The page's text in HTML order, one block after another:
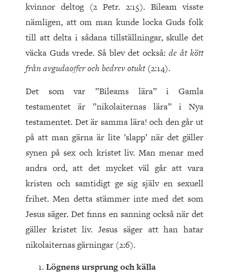
kvinnor deltog (2 Petr. 2:15). Bileam visste
nämligen, att om man kunde locka Guds folk
till att delta i sådana tillställningar, skulle det
väcka Guds vrede. Så blev det också: de åt kött
från avgudaoffer och bedrev otukt(2:14).
Det som var ”Bileams lära” i Gamla
testamentet är ”nikolaiternas lära” i Nya
testamentet. Det är samma lära! och den går ut
på att man gärna är lite ’slapp’ när det gäller
synen på sex och kristet liv. Man menar med
andra ord, att det mycket väl går att vara
kristen och samtidigt ge sig själv en sexuell
frihet. Men detta stämmer inte med det som
Jesus säger. Det finns en sanning också när det
gäller kristet liv. Jesus säger att han hatar
nikolaiternas gärningar (2:6).
Lögnens ursprung och källa